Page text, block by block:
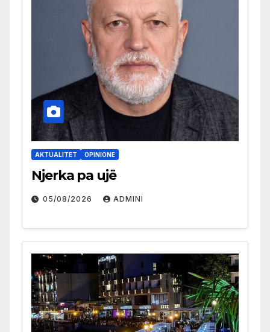
AKTUALITET OPINIONE
Njerka pa ujë
05/08/2026 ADMINI